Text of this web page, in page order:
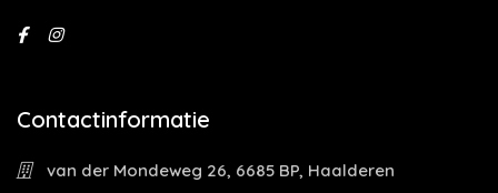
Contactinformatie
van der Mondeweg 26, 6685 BP, Haalderen